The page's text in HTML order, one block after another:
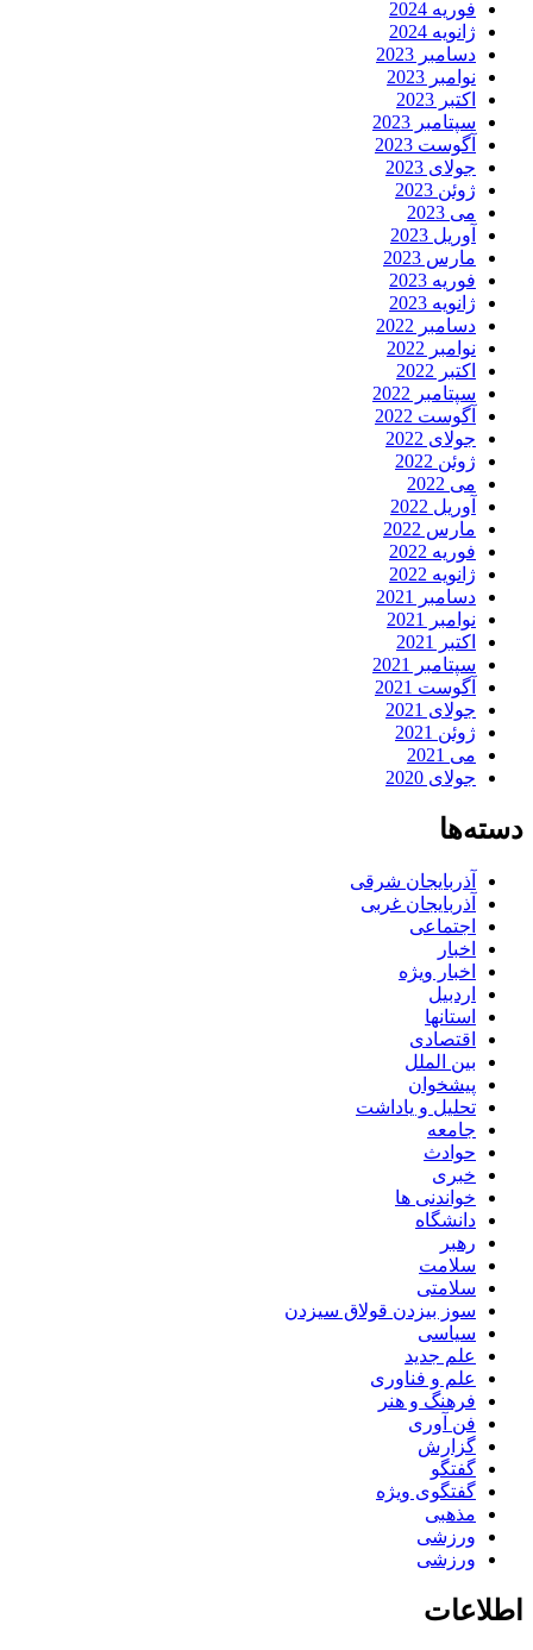
فوریه 2024
ژانویه 2024
دسامبر 2023
نوامبر 2023
اکتبر 2023
سپتامبر 2023
آگوست 2023
جولای 2023
ژوئن 2023
می 2023
آوریل 2023
مارس 2023
فوریه 2023
ژانویه 2023
دسامبر 2022
نوامبر 2022
اکتبر 2022
سپتامبر 2022
آگوست 2022
جولای 2022
ژوئن 2022
می 2022
آوریل 2022
مارس 2022
فوریه 2022
ژانویه 2022
دسامبر 2021
نوامبر 2021
اکتبر 2021
سپتامبر 2021
آگوست 2021
جولای 2021
ژوئن 2021
می 2021
جولای 2020
دسته‌ها
آذربایجان شرقی
آذربایجان غربی
اجتماعی
اخبار
اخبار ویژه
اردبیل
استانها
اقتصادی
بین الملل
پیشخوان
تحلیل و یاداشت
جامعه
حوادث
خبری
خواندنی ها
دانشگاه
رهبر
سلامت
سلامتی
سوز بیزدن قولاق سیزدن
سیاسی
علم جدید
علم و فناوری
فرهنگ و هنر
فن آوری
گزارش
گفتگو
گفتگوی ویژه
مذهبی
ورزشی
ورزشی
اطلاعات